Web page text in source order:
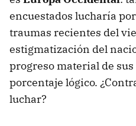
encuestados lucharía
traumas recientes del
estigmatización del
progreso material de
porcentaje lógico.
luchar?